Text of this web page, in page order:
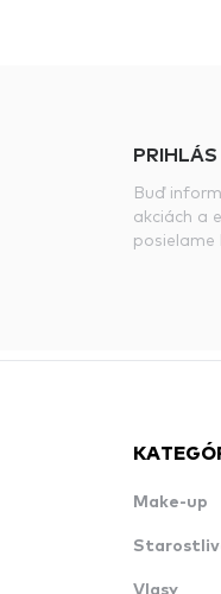
Buď
akciách a
posielame
Make-up
Vlasy